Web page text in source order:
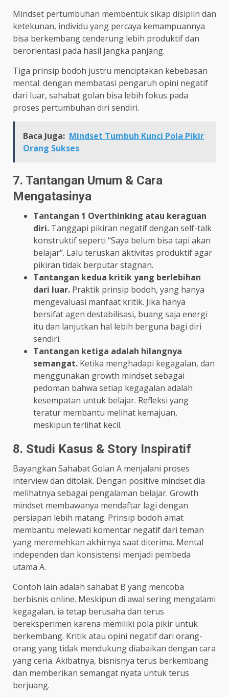
Mindset pertumbuhan membentuk sikap disiplin dan
ketekunan, individu yang percaya kemampuannya
bisa berkembang cenderung lebih produktif dan
berorientasi pada hasil jangka panjang.
Tiga prinsip bodoh justru menciptakan kebebasan
mental. dengan membatasi pengaruh opini negatif
dari luar, sahabat golan bisa lebih fokus pada
proses pertumbuhan diri sendiri.
Baca Juga: Mindset Tumbuh Kunci Pola Pikir
Orang Sukses
7. Tantangan Umum & Cara
Mengatasinya
Tantangan 1 Overthinking atau keraguan
diri. Tanggapi pikiran negatif dengan self-talk
konstruktif seperti “Saya belum bisa tapi akan
belajar”. Lalu teruskan aktivitas produktif agar
pikiran tidak berputar stagnan.
Tantangan kedua kritik yang berlebihan
dari luar. Praktik prinsip bodoh, yang hanya
mengevaluasi manfaat kritik. Jika hanya
bersifat agen destabilisasi, buang saja energi
itu dan lanjutkan hal lebih berguna bagi diri
sendiri.
Tantangan ketiga adalah hilangnya
semangat. Ketika menghadapi kegagalan, dan
menggunakan growth mindset sebagai
pedoman bahwa setiap kegagalan adalah
kesempatan untuk belajar. Refleksi yang
teratur membantu melihat kemajuan,
meskipun terlihat kecil.
8. Studi Kasus & Story Inspiratif
Bayangkan Sahabat Golan A menjalani proses
interview dan ditolak. Dengan positive mindset dia
melihatnya sebagai pengalaman belajar. Growth
mindset membawanya mendaftar lagi dengan
persiapan lebih matang. Prinsip bodoh amat
membantu melewati komentar negatif dari teman
yang meremehkan akhirnya saat diterima. Mental
independen dan konsistensi menjadi pembeda
utama A.
Contoh lain adalah sahabat B yang mencoba
berbisnis online. Meskipun di awal sering mengalami
kegagalan, ia tetap berusaha dan terus
bereksperimen karena memiliki pola pikir untuk
berkembang. Kritik atau opini negatif dari orang-
orang yang tidak mendukung diabaikan dengan cara
yang ceria. Akibatnya, bisnisnya terus berkembang
dan memberikan semangat nyata untuk terus
berjuang.